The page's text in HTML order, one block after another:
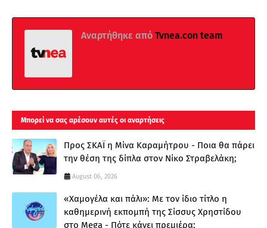
Αναρτήθηκε από Tvnea.con team
Μπορεί να σας αρέσουν αυτές οι αναρτήσεις
Προς ΣΚΑΪ η Μίνα Καραμήτρου - Ποια θα πάρει
την θέση της δίπλα στον Νίκο Στραβελάκη;
August 06, 2026
«Χαμογέλα και πάλι»: Με τον ίδιο τίτλο η
καθημερινή εκπομπή της Σίσσυς Χρηστίδου
στο Mega - Πότε κάνει πρεμιέρα;